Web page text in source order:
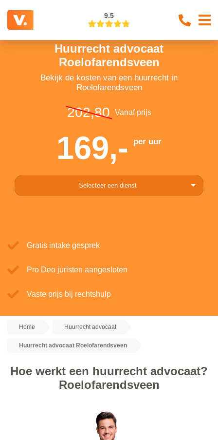
9.5
Huurrecht advocaat
Roelofarendsveen
Bekijk de kosten van een huurrecht in
Roelofarendsveen
202,80 Vanaf prijs
169,- per uur
Selecteer een dienst
Gratis intake gesprek
Pro Deo juristen aangesloten
Vaste prijs bij rechtshulp
Home Huurrecht advocaat
Huurrecht advocaat Roelofarendsveen
Hoe werkt een huurrecht advocaat?
Roelofarendsveen